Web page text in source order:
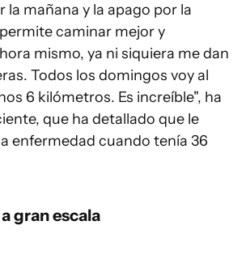
mañana y la apago por la
caminar mejor y
mismo, ya ni siquiera me dan
Todos los domingos voy al
6 kilómetros. Es increíble", ha
que ha detallado que le
enfermedad cuando tenía 36
gran escala